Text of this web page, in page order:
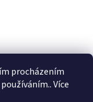
procházením
Více